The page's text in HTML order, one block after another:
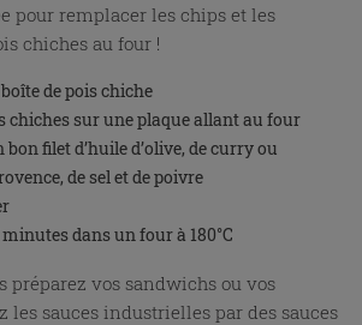
pour remplacer les chips et les
chiches au four !
de pois chiche
chiches sur une plaque allant au four
bon filet d’huile d’olive, de curry ou
de sel et de poivre
dans un four à 180°C
préparez vos sandwichs ou vos
les sauces industrielles par des sauces